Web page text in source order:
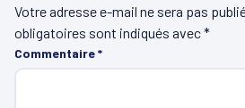
Votre adresse e-mail ne sera pas
obligatoires sont indiqués avec*
Commentaire*